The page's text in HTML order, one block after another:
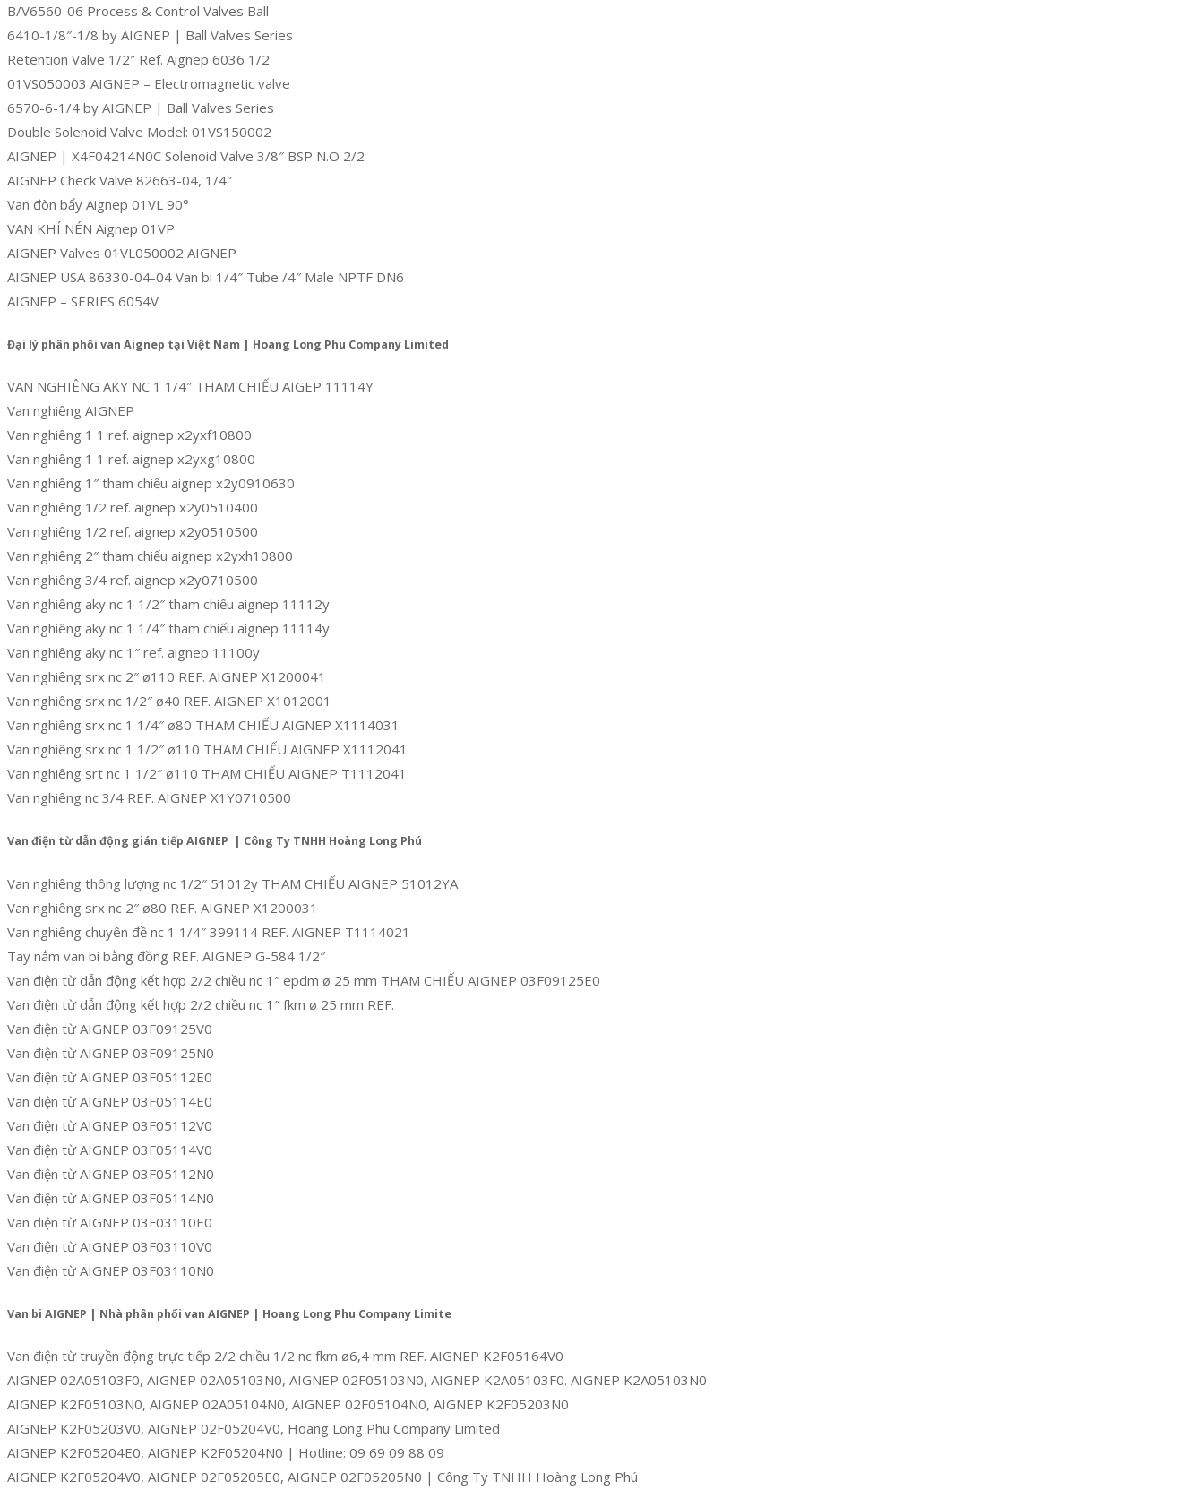
B/V6560-06 Process & Control Valves Ball
6410-1/8″-1/8 by AIGNEP | Ball Valves Series
Retention Valve 1/2″ Ref. Aignep 6036 1/2
01VS050003 AIGNEP – Electromagnetic valve
6570-6-1/4 by AIGNEP | Ball Valves Series
Double Solenoid Valve Model: 01VS150002
AIGNEP | X4F04214N0C Solenoid Valve 3/8″ BSP N.O 2/2
AIGNEP Check Valve 82663-04, 1/4″
Van đòn bẩy Aignep 01VL 90°
VAN KHÍ NÉN Aignep 01VP
AIGNEP Valves 01VL050002 AIGNEP
AIGNEP USA 86330-04-04 Van bi 1/4″ Tube /4″ Male NPTF DN6
AIGNEP – SERIES 6054V
Đại lý phân phối van Aignep tại Việt Nam | Hoang Long Phu Company Limited
VAN NGHIÊNG AKY NC 1 1/4″ THAM CHIẾU AIGEP 11114Y
Van nghiêng AIGNEP
Van nghiêng 1 1 ref. aignep x2yxf10800
Van nghiêng 1 1 ref. aignep x2yxg10800
Van nghiêng 1″ tham chiếu aignep x2y0910630
Van nghiêng 1/2 ref. aignep x2y0510400
Van nghiêng 1/2 ref. aignep x2y0510500
Van nghiêng 2″ tham chiếu aignep x2yxh10800
Van nghiêng 3/4 ref. aignep x2y0710500
Van nghiêng aky nc 1 1/2″ tham chiếu aignep 11112y
Van nghiêng aky nc 1 1/4″ tham chiếu aignep 11114y
Van nghiêng aky nc 1″ ref. aignep 11100y
Van nghiêng srx nc 2″ ø110 REF. AIGNEP X1200041
Van nghiêng srx nc 1/2″ ø40 REF. AIGNEP X1012001
Van nghiêng srx nc 1 1/4″ ø80 THAM CHIẾU AIGNEP X1114031
Van nghiêng srx nc 1 1/2″ ø110 THAM CHIẾU AIGNEP X1112041
Van nghiêng srt nc 1 1/2″ ø110 THAM CHIẾU AIGNEP T1112041
Van nghiêng nc 3/4 REF. AIGNEP X1Y0710500
Van điện từ dẫn động gián tiếp AIGNEP | Công Ty TNHH Hoàng Long Phú
Van nghiêng thông lượng nc 1/2″ 51012y THAM CHIẾU AIGNEP 51012YA
Van nghiêng srx nc 2″ ø80 REF. AIGNEP X1200031
Van nghiêng chuyên đề nc 1 1/4″ 399114 REF. AIGNEP T1114021
Tay nắm van bi bằng đồng REF. AIGNEP G-584 1/2″
Van điện từ dẫn động kết hợp 2/2 chiều nc 1″ epdm ø 25 mm THAM CHIẾU AIGNEP 03F09125E0
Van điện từ dẫn động kết hợp 2/2 chiều nc 1″ fkm ø 25 mm REF.
Van điện từ AIGNEP 03F09125V0
Van điện từ AIGNEP 03F09125N0
Van điện từ AIGNEP 03F05112E0
Van điện từ AIGNEP 03F05114E0
Van điện từ AIGNEP 03F05112V0
Van điện từ AIGNEP 03F05114V0
Van điện từ AIGNEP 03F05112N0
Van điện từ AIGNEP 03F05114N0
Van điện từ AIGNEP 03F03110E0
Van điện từ AIGNEP 03F03110V0
Van điện từ AIGNEP 03F03110N0
Van bi AIGNEP | Nhà phân phối van AIGNEP | Hoang Long Phu Company Limite
Van điện từ truyền động trực tiếp 2/2 chiều 1/2 nc fkm ø6,4 mm REF. AIGNEP K2F05164V0
AIGNEP 02A05103F0, AIGNEP 02A05103N0, AIGNEP 02F05103N0, AIGNEP K2A05103F0. AIGNEP K2A05103N0
AIGNEP K2F05103N0, AIGNEP 02A05104N0, AIGNEP 02F05104N0, AIGNEP K2F05203N0
AIGNEP K2F05203V0, AIGNEP 02F05204V0, Hoang Long Phu Company Limited
AIGNEP K2F05204E0, AIGNEP K2F05204N0 | Hotline: 09 69 09 88 09
AIGNEP K2F05204V0, AIGNEP 02F05205E0, AIGNEP 02F05205N0 | Công Ty TNHH Hoàng Long Phú